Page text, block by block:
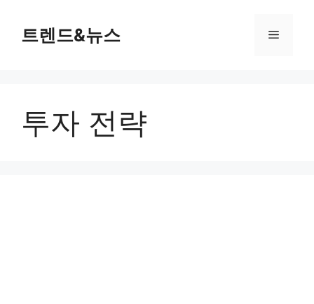
트렌드&뉴스 메
투자 전략